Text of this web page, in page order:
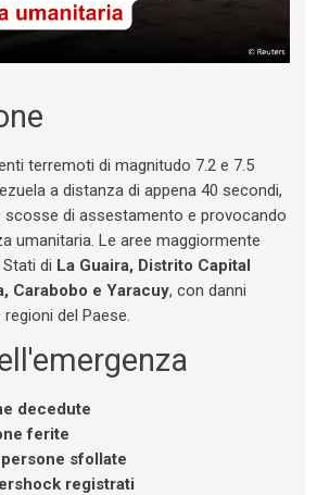
terremoti di magnitudo 7.2 e 7.5
a distanza di appena 40 secondi,
scosse di assestamento e provocando
umanitaria. Le aree maggiormente
di La Guaira, Distrito Capital
Carabobo e Yaracuy, con danni
del Paese.
decedute
ferite
sfollate
registrati